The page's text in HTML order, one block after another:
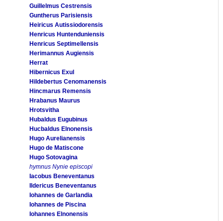
Guillelmus Cestrensis
Guntherus Parisiensis
Heiricus Autissiodorensis
Henricus Huntenduniensis
Henricus Septimellensis
Herimannus Augiensis
Herrat
Hibernicus Exul
Hildebertus Cenomanensis
Hincmarus Remensis
Hrabanus Maurus
Hrotsvitha
Hubaldus Eugubinus
Hucbaldus Elnonensis
Hugo Aurelianensis
Hugo de Matiscone
Hugo Sotovagina
hymnus Nynie episcopi
Iacobus Beneventanus
Ildericus Beneventanus
Iohannes de Garlandia
Iohannes de Piscina
Iohannes Elnonensis